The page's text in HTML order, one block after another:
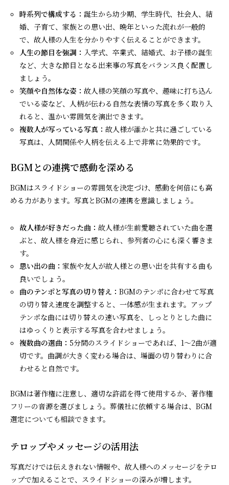
時系列で構成する：誕生から幼少期、学生時代、社会人、結
婚、子育て、家族との思い出、晩年といった流れが一般的
で、故人様の人生を分かりやすく伝えることができます。
人生の節目を強調： 入学式、卒業式、結婚式、お子様の誕生
など、大きな節目となる出来事の写真をバランス良く配置し
ましょう。
笑顔や自然体な姿：故人様の笑顔の写真や、趣味に打ち込ん
でいる姿など、人柄が伝わる自然な表情の写真を多く取り入
れると、温かい雰囲気を演出できます。
複数人が写っている写真：故人様が誰かと共に過ごしている
写真は、人間関係や人柄を伝える上で非常に効果的です。
BGMとの連携で感動を深める
BGMはスライドショーの雰囲気を決定づけ、感動を何倍にも高
める力があります。写真とBGMの連携を意識しましょう。
故人様が好きだった曲：故人様が生前愛聴されていた曲を選
ぶと、故人様を身近に感じられ、参列者の心にも深く響きま
す。
思い出の曲：家族や友人が故人様との思い出を共有する曲も
良いでしょう。
曲のテンポと写真の切り替え：BGMのテンポに合わせて写真
の切り替え速度を調整すると、一体感が生まれます。アップ
テンポな曲には切り替えの速い写真を、しっとりとした曲に
はゆっくりと表示する写真を合わせましょう。
複数曲の選曲： 5分間のスライドショーであれば、1～2曲が適
切です。曲調が大きく変わる場合は、場面の切り替わりに合
わせると自然です。
BGMは著作権に注意し、適切な許諾を得て使用するか、著作権
フリーの音源を選びましょう。葬儀社に依頼する場合は、BGM
選定についても相談できます。
テロップやメッセージの活用法
写真だけでは伝えきれない情報や、故人様へのメッセージをテロ
ップで加えることで、スライドショーの深みが増します。